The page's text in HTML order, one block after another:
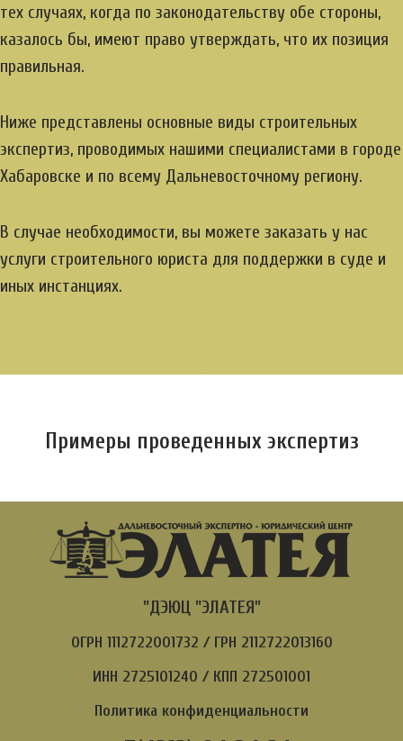
тех случаях, когда по законодательству обе стороны,
казалось бы, имеют право утверждать, что их позиция
правильная.
Ниже представлены основные виды строительных
экспертиз, проводимых нашими специалистами в городе
Хабаровске и по всему Дальневосточному региону.
В случае необходимости, вы можете заказать у нас
услуги строительного юриста для поддержки в суде и
иных инстанциях.
Примеры проведенных экспертиз
"ДЭЮЦ "ЭЛАТЕЯ"
ОГРН 1112722001732 / ГРН 2112722013160
ИНН 2725101240 / КПП 272501001
Политика конфиденциальности